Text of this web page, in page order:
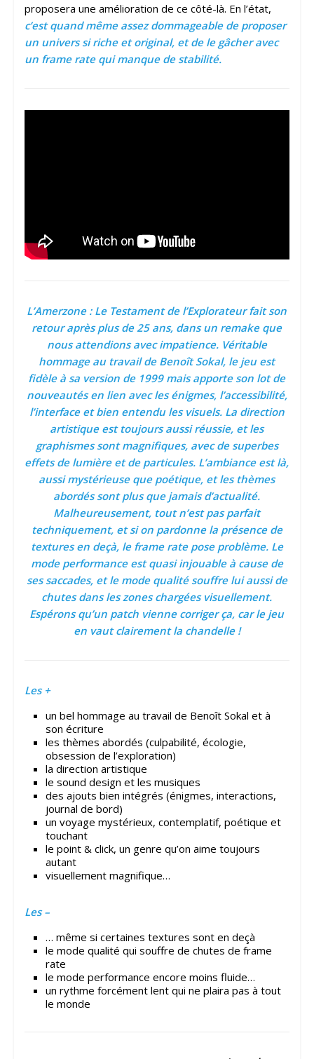
proposera une amélioration de ce côté-là. En l’état,
c’est quand même assez dommageable de proposer
un univers si riche et original, et de le gâcher avec
un frame rate qui manque de stabilité.
L’Amerzone : Le Testament de l’Explorateur fait son
retour après plus de 25 ans, dans un remake que
nous attendions avec impatience. Véritable
hommage au travail de Benoît Sokal, le jeu est
fidèle à sa version de 1999 mais apporte son lot de
nouveautés en lien avec les énigmes, l’accessibilité,
l’interface et bien entendu les visuels. La direction
artistique est toujours aussi réussie, et les
graphismes sont magnifiques, avec de superbes
effets de lumière et de particules. L’ambiance est là,
aussi mystérieuse que poétique, et les thèmes
abordés sont plus que jamais d’actualité.
Malheureusement, tout n’est pas parfait
techniquement, et si on pardonne la présence de
textures en deçà, le frame rate pose problème. Le
mode performance est quasi injouable à cause de
ses saccades, et le mode qualité souffre lui aussi de
chutes dans les zones chargées visuellement.
Espérons qu’un patch vienne corriger ça, car le jeu
en vaut clairement la chandelle !
Les +
un bel hommage au travail de Benoît Sokal et à
son écriture
les thèmes abordés (culpabilité, écologie,
obsession de l’exploration)
la direction artistique
le sound design et les musiques
des ajouts bien intégrés (énigmes, interactions,
journal de bord)
un voyage mystérieux, contemplatif, poétique et
touchant
le point & click, un genre qu’on aime toujours
autant
visuellement magnifique…
Les –
… même si certaines textures sont en deçà
le mode qualité qui souffre de chutes de frame
rate
le mode performance encore moins fluide…
un rythme forcément lent qui ne plaira pas à tout
le monde